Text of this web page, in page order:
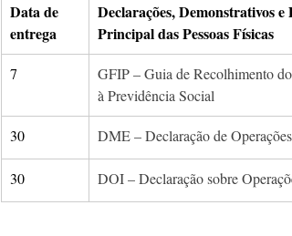
​Data de
entrega
Declarações, Demonstrativos
Principal das Pessoas Físicas
7
GFIP – Guia de Recolhimento
à Previdência Social
30 DME – Declaração de
30 DOI – Declaração sobre